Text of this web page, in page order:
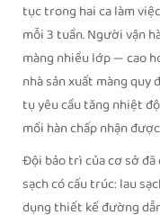
tục trong hai ca làm
mỗi 3 tuần. Người vận
màng nhiều lớp — cao
nhà sản xuất màng quy
tụ yêu cầu tăng nhiệt
mối hàn chấp nhận
Đội bảo trì của cơ sở
sạch có cấu trúc: lau
dụng thiết kế đường